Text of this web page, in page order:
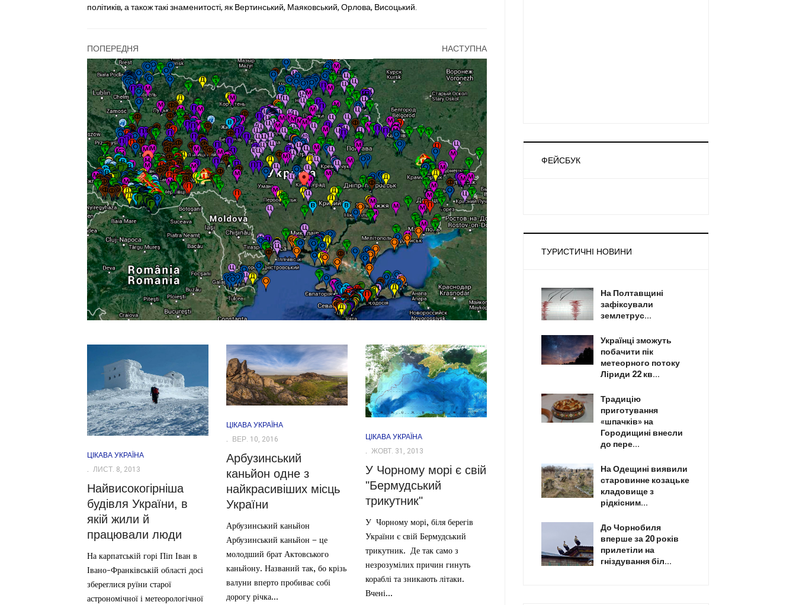
політиків, а також такі знаменитості, як Вертинський, Маяковський, Орлова, Висоцький.
ПОПЕРЕДНЯ НАСТУПНА
ЦІКАВА УКРАЇНА
ЛИСТ. 8, 2013
Найвисокогірніша
будівля України, в
якій жили й
працювали люди
На карпатській горі Піп Іван в
Івано-Франківській області досі
збереглися руїни старої
астрономічної і метеорологічної
ЦІКАВА УКРАЇНА
ВЕР. 10, 2016
Арбузинський
каньйон одне з
найкрасивіших місць
України
Арбузинський каньйон
Арбузинський каньйон – це
молодший брат Актовського
каньйону. Названий так, бо крізь
валуни вперто пробиває собі
дорогу річка...
ЦІКАВА УКРАЇНА
ЖОВТ. 31, 2013
У Чорному морі є свій
"Бермудський
трикутник"
У Чорному морі, біля берегів
України є свій Бермудський
трикутник. Де так само з
незрозумілих причин гинуть
кораблі та зникають літаки.
Вчені...
ФЕЙСБУК
ТУРИСТИЧНІ НОВИНИ
На Полтавщині
зафіксували
землетрус...
Українці зможуть
побачити пік
метеорного потоку
Ліриди 22 кв...
Традицію
приготування
«шпачків» на
Городищині внесли
до пере...
На Одещині виявили
старовинне козацьке
кладовище з
рідкісним...
До Чорнобиля
вперше за 20 років
прилетіли на
гніздування біл...